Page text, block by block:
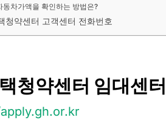
동차가액을 확인하는 방법은?
청약센터 고객센터 전화번호
청약센터 임대센